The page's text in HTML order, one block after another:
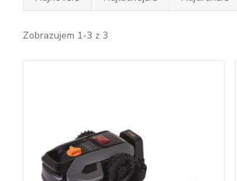
Zobrazujem 1-3 z 3